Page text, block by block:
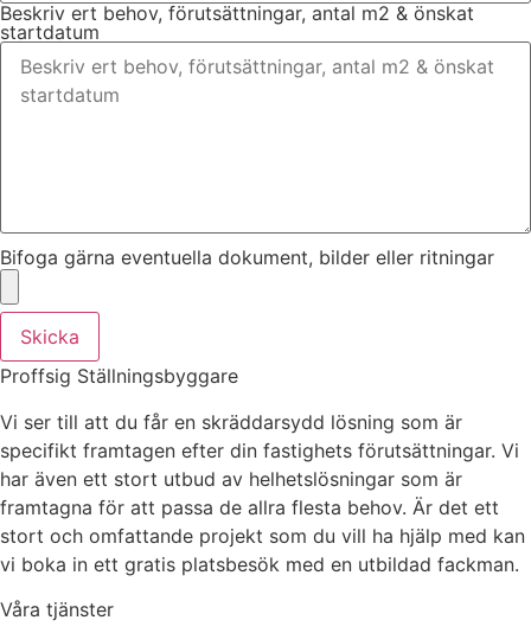
Beskriv ert behov, förutsättningar, antal m2 & önskat
startdatum
Bifoga gärna eventuella dokument, bilder eller ritningar
Skicka
Proffsig Ställningsbyggare
Vi ser till att du får en skräddarsydd lösning som är
specifikt framtagen efter din fastighets förutsättningar. Vi
har även ett stort utbud av helhetslösningar som är
framtagna för att passa de allra flesta behov. Är det ett
stort och omfattande projekt som du vill ha hjälp med kan
vi boka in ett gratis platsbesök med en utbildad fackman.
Våra tjänster